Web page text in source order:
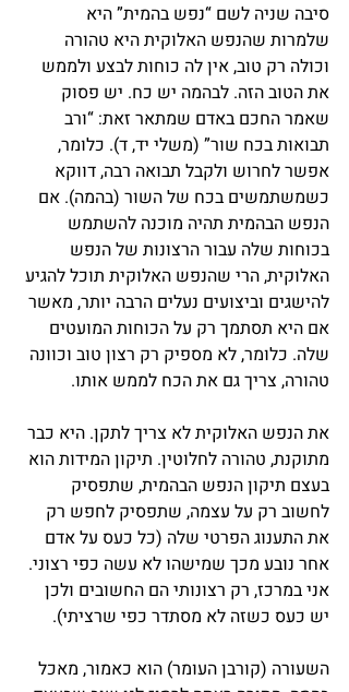
סיבה שניה לשם “נפש בהמית” היא
שלמרות שהנפש האלוקית היא טהורה
וכולה רק טוב, אין לה כוחות לבצע ולממש
את הטוב הזה. לבהמה יש כח. יש פסוק
שאמר החכם באדם שמתאר זאת: “ורב
תבואות בכח שור” (משלי יד, ד). כלומר,
אפשר לחרוש ולקבל תבואה רבה, דווקא
כשמשתמשים בכח של השור (בהמה). אם
הנפש הבהמית תהיה מוכנה להשתמש
בכוחות שלה עבור הרצונות של הנפש
האלוקית, הרי שהנפש האלוקית תוכל להגיע
להישגים וביצועים נעלים הרבה יותר, מאשר
אם היא תסתמך רק על הכוחות המועטים
שלה. כלומר, לא מספיק רק רצון טוב וכוונה
טהורה, צריך גם את הכח לממש אותו.
את הנפש האלוקית לא צריך לתקן. היא כבר
מתוקנת, טהורה לחלוטין. תיקון המידות הוא
בעצם תיקון הנפש הבהמית, שתפסיק
לחשוב רק על עצמה, שתפסיק לחפש רק
את התענוג הפרטי שלה (כל כעס על אדם
אחר נובע מכך שמישהו לא עשה כפי רצוני.
אני במרכז, רק רצונותי הם החשובים ולכן
יש כעס כשזה לא מסתדר כפי שרציתי).
השעורה (קורבן העומר) הוא כאמור, מאכל